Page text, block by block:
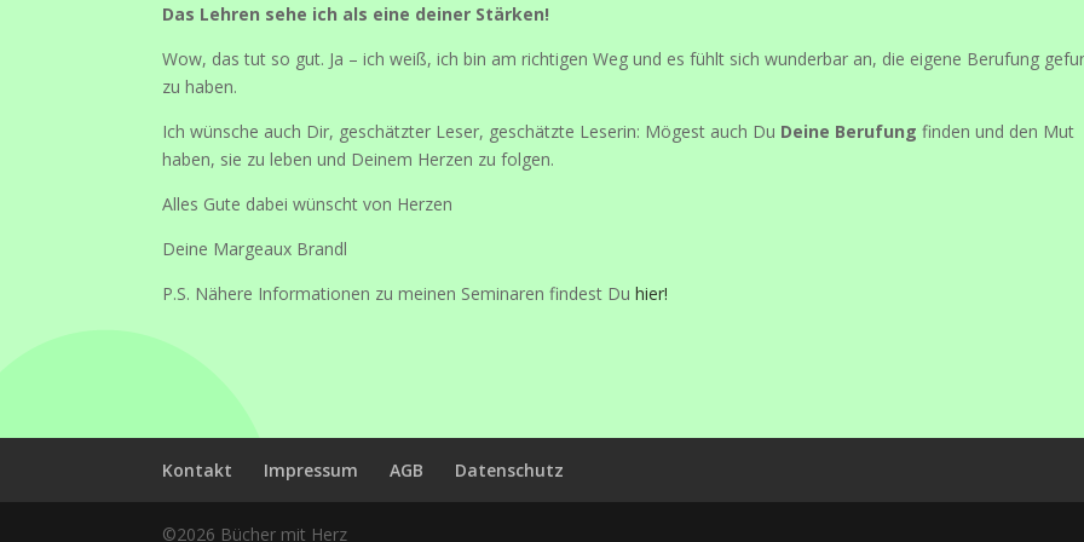
Das Lehren sehe ich als eine deiner Stärken!
Wow, das tut so gut. Ja – ich weiß, ich bin am richtigen Weg und es fühlt sich wunderbar an, die eigene Berufung
zu haben.
Ich wünsche auch Dir, geschätzter Leser, geschätzte Leserin: Mögest auch Du Deine Berufung finden und den Mut
haben, sie zu leben und Deinem Herzen zu folgen.
Alles Gute dabei wünscht von Herzen
Deine Margeaux Brandl
P.S. Nähere Informationen zu meinen Seminaren findest Duhier!
Kontakt Impressum AGB Datenschutz
©2026 Bücher mit Herz